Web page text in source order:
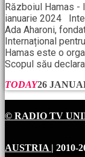
Războiul Hamas -
ianuarie 2024
Ada Aharoni,
Internațional
Hamas este o
Scopul său
TODAY26
© RADIO TV
AUSTRIA | 2010-